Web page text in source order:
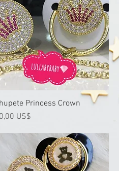
Vista rápida
Princess Crown
US$